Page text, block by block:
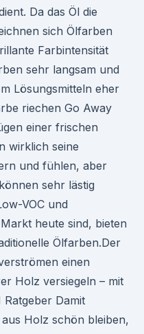
Da das Öl die
sich Ölfarben
Farbintensität
sehr langsam und
Lösungsmitteln eher
riechen Go Away
einer frischen
wirklich seine
und fühlen, aber
sehr lästig
VOC und
heute sind, bieten
Ölfarben.Der
einen
Holz versiegeln – mit
Ratgeber Damit
Holz schön bleiben,